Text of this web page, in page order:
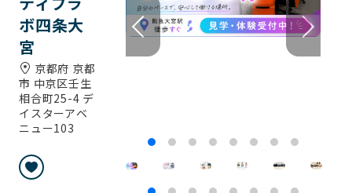
ボ四条大
宮
京都府 京都
市 中京区壬生
相合町25-4 デ
イスターアベ
ニュー103